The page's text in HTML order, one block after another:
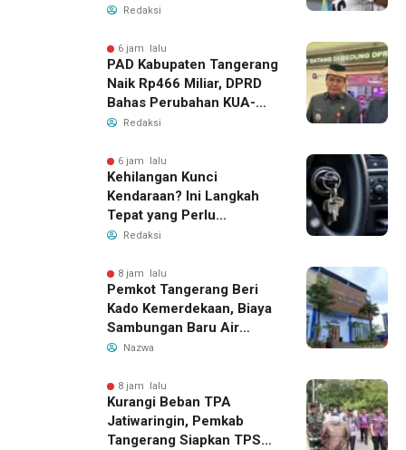
Tiket Semifinal Piala AFF
Redaksi
6 jam lalu
PAD Kabupaten Tangerang
Naik Rp466 Miliar, DPRD
Bahas Perubahan KUA-
PPAS 2026
Redaksi
6 jam lalu
Kehilangan Kunci
Kendaraan? Ini Langkah
Tepat yang Perlu
Dilakukan
Redaksi
8 jam lalu
Pemkot Tangerang Beri
Kado Kemerdekaan, Biaya
Sambungan Baru Air
Bersih Dipangkas Jadi
Nazwa
8 jam lalu
Kurangi Beban TPA
Jatiwaringin, Pemkab
Tangerang Siapkan TPS3R